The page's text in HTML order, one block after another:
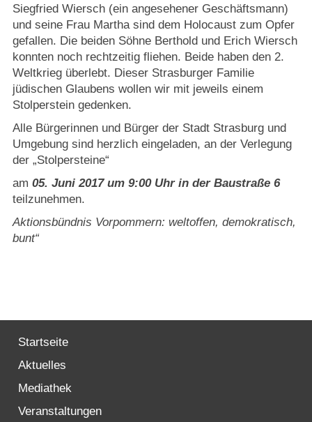
Sprache/Language
Siegfried Wiersch (ein angesehener Geschäftsmann)
und seine Frau Martha sind dem Holocaust zum Opfer
gefallen. Die beiden Söhne Berthold und Erich Wiersch
konnten noch rechtzeitig fliehen. Beide haben den 2.
Weltkrieg überlebt. Dieser Strasburger Familie
jüdischen Glaubens wollen wir mit jeweils einem
Stolperstein gedenken.
Alle Bürgerinnen und Bürger der Stadt Strasburg und
Umgebung sind herzlich eingeladen, an der Verlegung
der „Stolpersteine“
am05. Juni 2017 um 9:00 Uhr in der Baustraße 6
teilzunehmen.
Aktionsbündnis Vorpommern: weltoffen, demokratisch,
bunt“
Startseite
Aktuelles
Mediathek
Veranstaltungen